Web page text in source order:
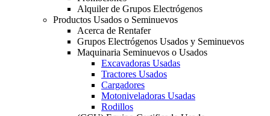
Alquiler de Grupos Electrógenos
Productos Usados o Seminuevos
Acerca de Rentafer
Grupos Electrógenos Usados y Seminuevos
Maquinaria Seminuevos o Usados
Excavadoras Usadas
Tractores Usados
Cargadores
Motoniveladoras Usadas
Rodillos